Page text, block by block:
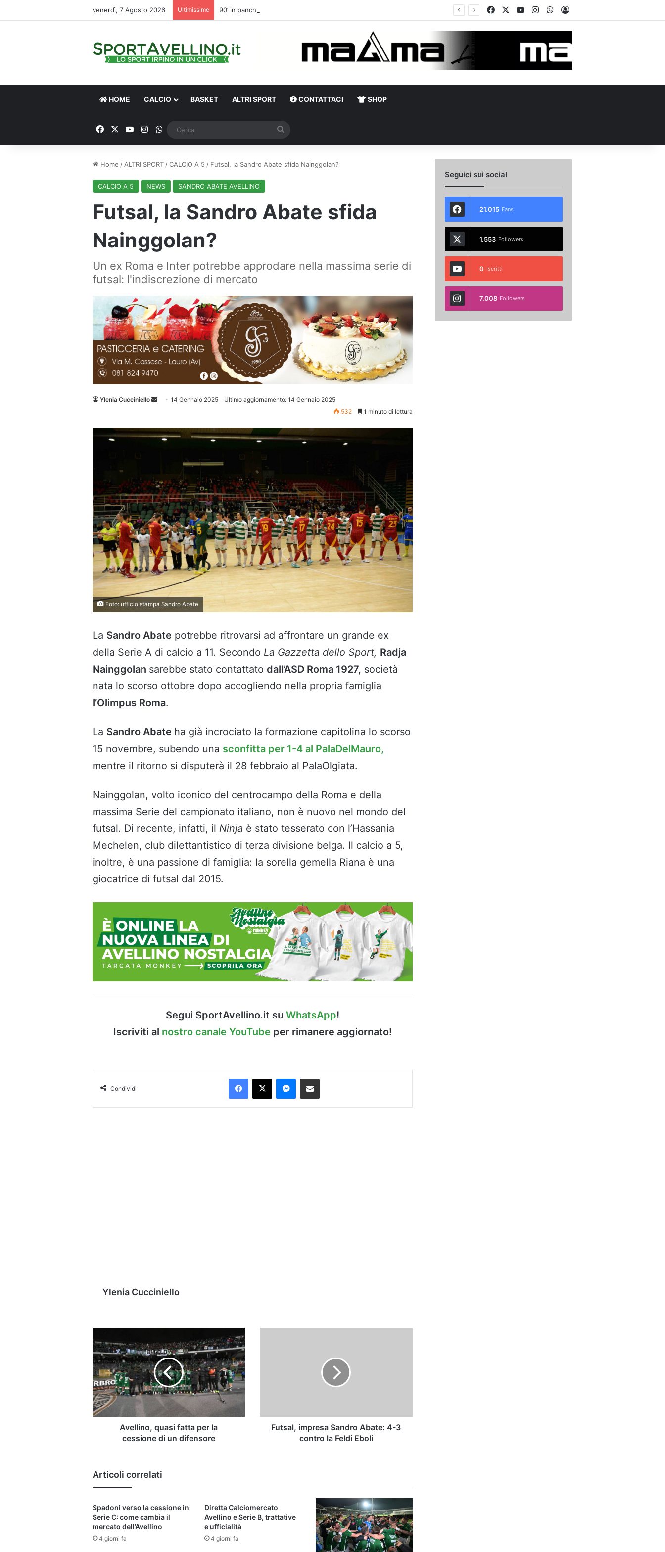
venerdì, 7 Agosto 2026 Ultimissime FacebookYou TubeInstagramWhatsApp
Accedi
HOME CALCIO BASKET ALTRI SPORT CONTATTACI SHOP
FacebookYou TubeInstagram
WhatsApp
Home / ALTRI SPORT /CALCIO A 5 / Futsal, la Sandro Abate sfida Nainggolan?
CALCIO A 5 NEWS SANDRO ABATE AVELLINO
Futsal, la Sandro Abate sfida
Nainggolan?
Un ex Roma e Inter potrebbe approdare nella massima serie di
futsal: l'indiscrezione di mercato
Ylenia Cucciniello
Invia 14 Gennaio 2025
Ultimo aggiornamento: 14 Gennaio 2025
532
1 minuto di lettura
Foto: ufficio stampa Sandro Abate
La Sandro Abate potrebbe ritrovarsi ad affrontare un grande ex
della Serie A di calcio a 11. Secondo La Gazzetta dello Sport, Radja
Nainggolan sarebbe stato contattato dall’ASD Roma 1927, società
nata lo scorso ottobre dopo accogliendo nella propria famiglia
l’Olimpus Roma.
La Sandro Abate ha già incrociato la formazione capitolina lo scorso
15 novembre, subendo una sconfitta per 1-4 al PalaDelMauro,
mentre il ritorno si disputerà il 28 febbraio al PalaOlgiata.
Nainggolan, volto iconico del centrocampo della Roma e della
massima Serie del campionato italiano, non è nuovo nel mondo del
futsal. Di recente, infatti, il Ninja è stato tesserato con l’Hassania
Mechelen, club dilettantistico di terza divisione belga. Il calcio a 5,
inoltre, è una passione di famiglia: la sorella gemella Riana è una
giocatrice di futsal dal 2015.
Segui SportAvellino.it su WhatsApp!
Iscriviti al nostro canale YouTube per rimanere aggiornato!
Condividi
Facebook
X Messenger
Condividi via Email
Ylenia Cucciniello
quasi
fatta
per
la
cessione
di
un
difensore
Avellino, quasi fatta per la
cessione di un difensore
Feldi
EboliFutsal, impresa Sandro Abate: 4-3
contro la Feldi Eboli
Articoli correlati
Spadoni verso la cessione in
Serie C: come cambia il
mercato dell’Avellino
4 giorni fa
Diretta Calciomercato
Avellino e Serie B, trattative
e ufficialità
4 giorni fa
Seguici sui social
21.015 Fans
1.553 Followers
0 Iscritti
7.008 Followers